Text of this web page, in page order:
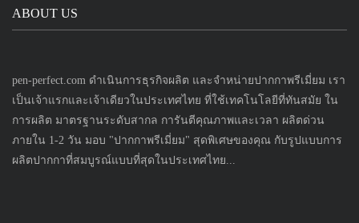
ABOUT US
pen-perfect.com ดำเนินการธุรกิจผลิต และจำหน่ายปากกาพรีเมี่ยม เรา
เป็นเจ้าแรกและเจ้าเดียวในประเทศไทย ที่ใช้เทคโนโลยีที่ทันสมัย ใน
การผลิต มาตรฐานระดับสากล การันตีคุณภาพและเวลา ผลิตด่วน
ภายใน 1-2 วัน มอบ "ปากกาพรีเมี่ยม" สุดพิเศษของคุณ กับรูปแบบการ
ผลิตปากกาที่สมบูรณ์แบบที่สุดในประเทศไทย...